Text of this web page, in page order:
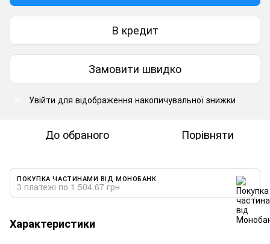
В кредит
Замовити швидко
Увійти для відображення накопичувальної знижки
До обраного Порівняти
ПОКУПКА ЧАСТИНАМИ ВІД МОНОБАНК
3 платежі по 1 504.67 грн
Характеристики